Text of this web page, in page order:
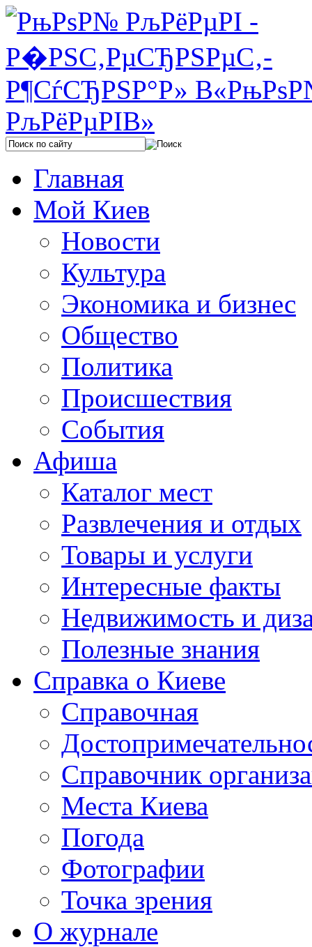
Главная
Мой Киев
Новости
Культура
Экономика и бизнес
Общество
Политика
Происшествия
События
Афиша
Каталог мест
Развлечения и отдых
Товары и услуги
Интересные факты
Недвижимость и
Полезные знания
Справка о Киеве
Справочная
Справочник
Места Киева
Погода
Фотографии
Точка зрения
О журнале